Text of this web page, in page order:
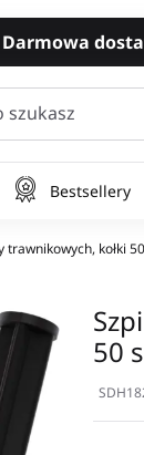
Darmowa
szukasz
Bestsellery
trawnikowych, kołki
50